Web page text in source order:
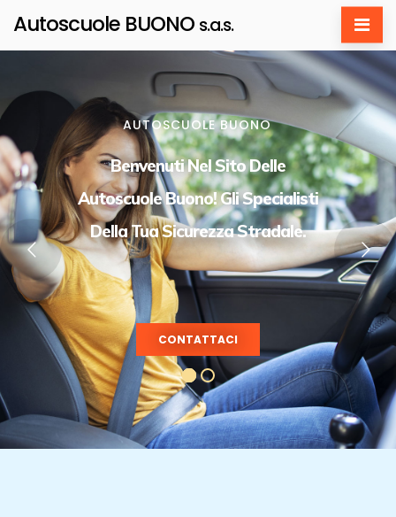
Autoscuole BUONO s.a.s.
AUTOSCUOLE BUONO
Benvenuti Nel Sito Delle
Autoscuole Buono! Gli Specialisti
Della Tua Sicurezza Stradale.
CONTATTACI